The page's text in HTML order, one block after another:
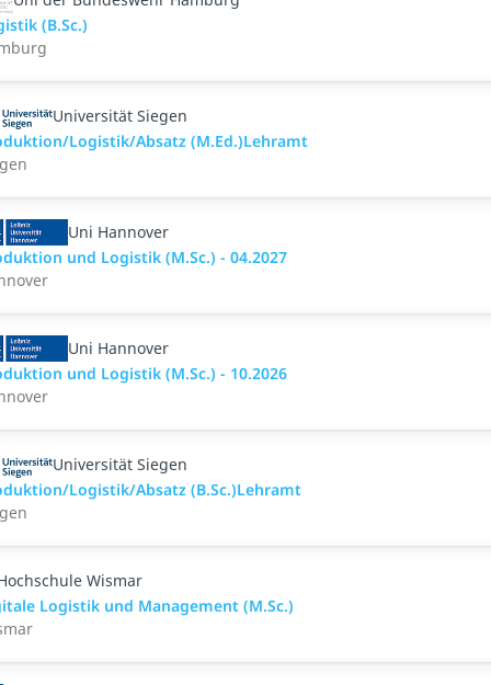
(B.Sc.)
Universität Siegen
Logistik/Absatz (M.Ed.)Lehramt
Uni Hannover
und Logistik (M.Sc.) - 04.2027
Uni Hannover
und Logistik (M.Sc.) - 10.2026
Universität Siegen
Logistik/Absatz (B.Sc.)Lehramt
Wismar
Logistik und Management (M.Sc.)